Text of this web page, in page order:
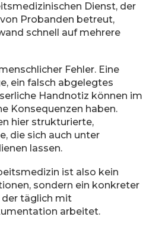
Dienst, der
Probanden betreut,
schnell auf mehrere
Fehler. Eine
ein falsch abgelegtes
Handnotiz können im
Konsequenzen haben.
hier strukturierte,
die sich auch unter
lassen.
ist also kein
sondern ein konkreter
der täglich mit
arbeitet.